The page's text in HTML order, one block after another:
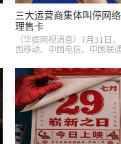
三大运营商集体叫停网
理售卡
（华娱网视消息）7月31日
国移动、中国电信、中国联
机号卡仅限官方渠道办理，
方互联网渠道全面停止相关
务。这一纸公告...